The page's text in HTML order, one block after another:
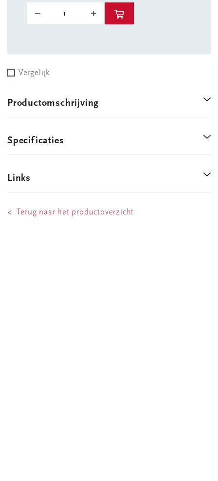
Vergelijk
Productomschrijving
Specificaties
Links
< Terug naar het productoverzicht